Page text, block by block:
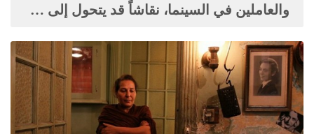
والعاملين في السينما، نقاشاً قد يتحول إلى …